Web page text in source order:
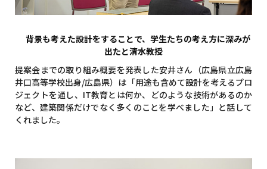
背景も考えた設計をすることで、学生たちの考え方に深みが
出たと清水教授
提案会までの取り組み概要を発表した安井さん（広島県立広島
井口高等学校出身/広島県）は「用途も含めて設計を考えるプロ
ジェクトを通し、IT教育とは何か、どのような技術があるのか
など、建築関係だけでなく多くのことを学べました」と話して
くれました。